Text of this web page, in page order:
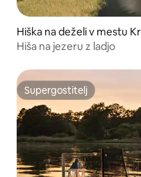
Hiška na deželi v mestu
Hiša na jezeru z ladjo
Supergostitelj
Supergostitelj